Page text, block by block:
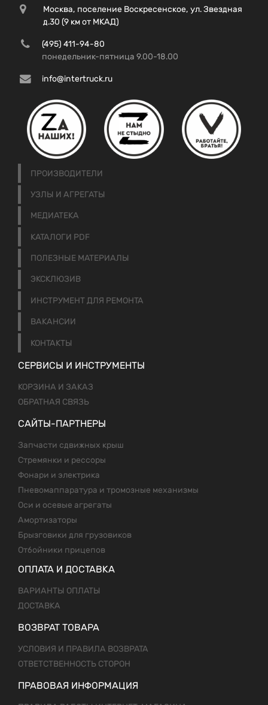
Москва, поселение Воскресенское, ул. Звездная
д.30 (9 км от МКАД)
(495) 411-94-80
понедельник-пятница 9.00-18.00
info@intertruck.ru
ПРОИЗВОДИТЕЛИ
УЗЛЫ И АГРЕГАТЫ
МЕДИАТЕКА
КАТАЛОГИ PDF
ПОЛЕЗНЫЕ МАТЕРИАЛЫ
ЭКСКЛЮЗИВ
ИНСТРУМЕНТ ДЛЯ РЕМОНТА
ВАКАНСИИ
КОНТАКТЫ
СЕРВИСЫ И ИНСТРУМЕНТЫ
КОРЗИНА И ЗАКАЗ
ОБРАТНАЯ СВЯЗЬ
САЙТЫ-ПАРТНЕРЫ
Запчасти сдвижных крыш
Стремянки и рессоры
Фонари и электрика
Пневомаппаратура и тромозные механизмы
Оси и осевые агрегаты
Амортизаторы
Брызговики для грузовиков
Отбойники прицепов
ОПЛАТА И ДОСТАВКА
ВАРИАНТЫ ОПЛАТЫ
ДОСТАВКА
ВОЗВРАТ ТОВАРА
УСЛОВИЯ И ПРАВИЛА ВОЗВРАТА
ОТВЕТСТВЕННОСТЬ СТОРОН
ПРАВОВАЯ ИНФОРМАЦИЯ